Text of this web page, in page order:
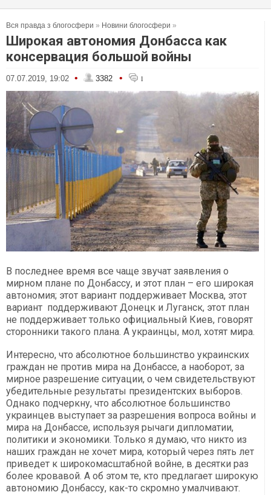
Вся правда з блогосфери » Новини блогосфери »
Широкая автономия Донбасса как
консервация большой войны
07.07.2019, 19:02 • 3382 • 1
В последнее время все чаще звучат заявления о
мирном плане по Донбассу, и этот план – его широкая
автономия; этот вариант поддерживает Москва, этот
вариант поддерживают Донецк и Луганск, этот план
не поддерживает только официальный Киев, говорят
сторонники такого плана. А украинцы, мол, хотят мира.
Интересно, что абсолютное большинство украинских
граждан не против мира на Донбассе, а наоборот, за
мирное разрешение ситуации, о чем свидетельствуют
убедительные результаты президентских выборов.
Однако подчеркну, что абсолютное большинство
украинцев выступает за разрешения вопроса войны и
мира на Донбассе, используя рычаги дипломатии,
политики и экономики. Только я думаю, что никто из
наших граждан не хочет мира, который через пять лет
приведет к широкомасштабной войне, в десятки раз
более кровавой. А об этом те, кто предлагает широкую
автономию Донбассу, как-то скромно умалчивают.